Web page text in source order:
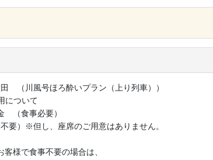
（川風号ほろ酔いプラン（上り列車））
について
（食事必要）
要）※但し、座席のご用意はありません。
様で食事不要の場合は、